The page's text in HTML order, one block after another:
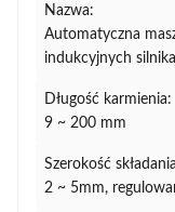
Nazwa:
Automatyczna
indukcyjnych
Długość karmienia:
9 ~ 200 mm
Szerokość
2 ~ 5mm,